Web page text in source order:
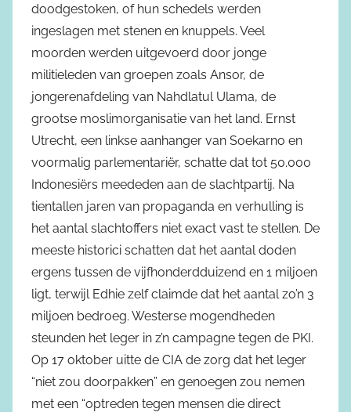
doodgestoken, of hun schedels werden
ingeslagen met stenen en knuppels. Veel
moorden werden uitgevoerd door jonge
militieleden van groepen zoals Ansor, de
jongerenafdeling van Nahdlatul Ulama, de
grootse moslimorganisatie van het land. Ernst
Utrecht, een linkse aanhanger van Soekarno en
voormalig parlementariër, schatte dat tot 50.000
Indonesiërs meededen aan de slachtpartij. Na
tientallen jaren van propaganda en verhulling is
het aantal slachtoffers niet exact vast te stellen. De
meeste historici schatten dat het aantal doden
ergens tussen de vijfhonderdduizend en 1 miljoen
ligt, terwijl Edhie zelf claimde dat het aantal zo’n 3
miljoen bedroeg. Westerse mogendheden
steunden het leger in z’n campagne tegen de PKI.
Op 17 oktober uitte de CIA de zorg dat het leger
“niet zou doorpakken” en genoegen zou nemen
met een “optreden tegen mensen die direct